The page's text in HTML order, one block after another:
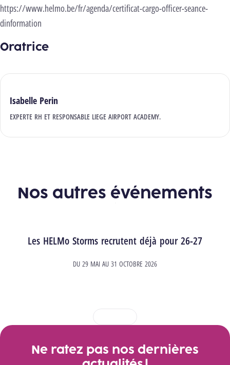
https://www.helmo.be/fr/agenda/certificat-cargo-officer-seance-
dinformation
Oratrice
Isabelle Perin
EXPERTE RH ET RESPONSABLE LIEGE AIRPORT ACADEMY.
Nos autres événements
Les HELMo Storms recrutent déjà pour 26-27
DU 29 MAI AU 31 OCTOBRE 2026
1 2 3 4
Ne ratez pas nos dernières